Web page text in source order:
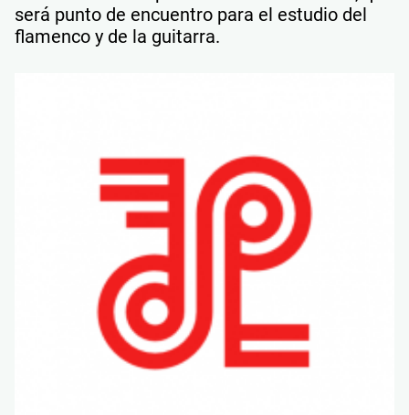
será punto de encuentro para el estudio del
flamenco y de la guitarra.